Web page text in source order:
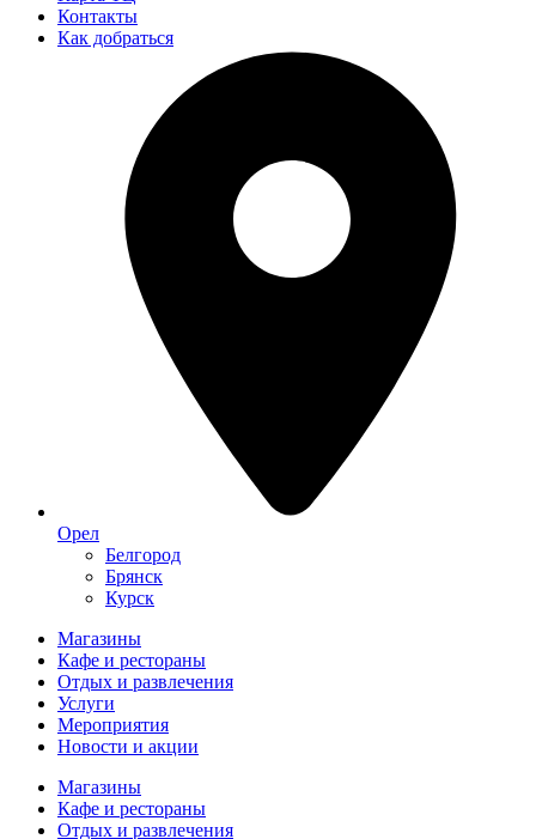
Контакты
Как добраться
Орел
Белгород
Брянск
Курск
Магазины
Кафе и рестораны
Отдых и развлечения
Услуги
Мероприятия
Новости и акции
Магазины
Кафе и рестораны
Отдых и развлечения